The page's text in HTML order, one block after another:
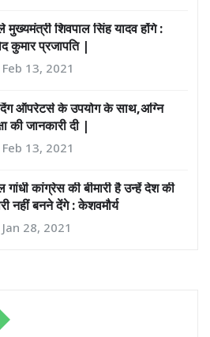
मुख्यमंत्री शिवपाल सिंह यादव होंगे :
कुमार प्रजापति |
Feb 13, 2021
ऑपरेटर्स के उपयोग के साथ,अग्नि
की जानकारी दी |
Feb 13, 2021
गांधी कांग्रेस की बीमारी है उन्हें देश की
नहीं बनने देंगे : केशवमौर्य
Jan 28, 2021